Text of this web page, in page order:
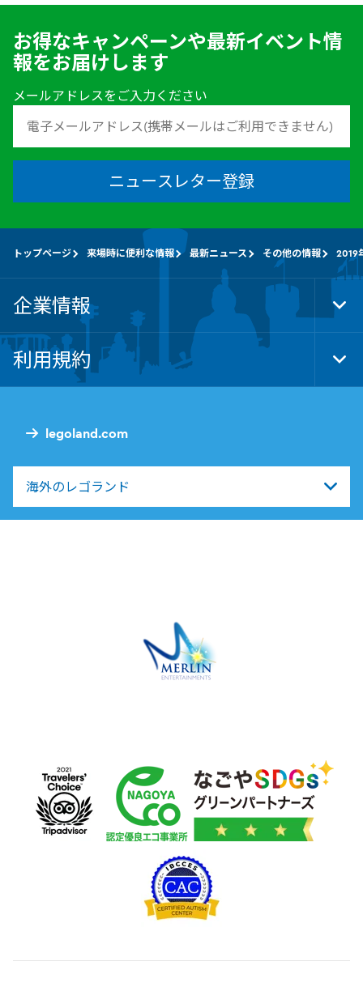
お得なキャンペーンや最新イベント情
報をお届けします
メールアドレスをご入力ください
ニュースレター登録
legoland.com
海外のレゴランド
トップページ 来場時に便利な情報 最新ニュース その他の情報 2019
企業情報
利用規約